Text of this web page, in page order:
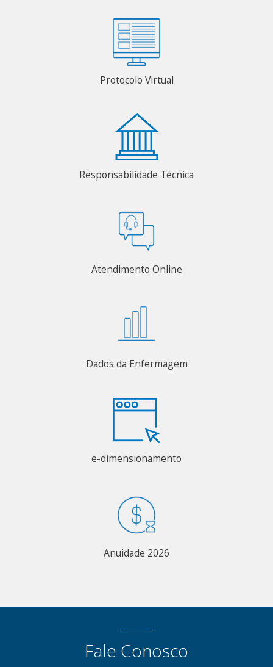
Protocolo Virtual
Responsabilidade Técnica
Atendimento Online
Dados da Enfermagem
e-dimensionamento
Anuidade 2026
Fale Conosco